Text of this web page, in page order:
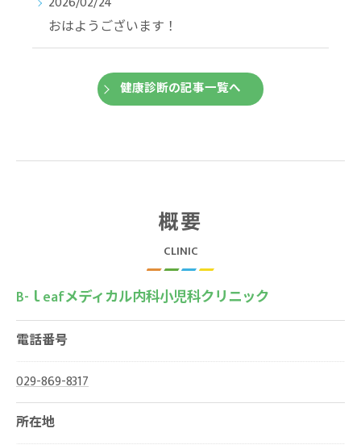
おはようございます！
健康診断の記事一覧へ
概要
CLINIC
B-ｌeafメディカル内科小児科クリニック
電話番号
029-869-8317
所在地